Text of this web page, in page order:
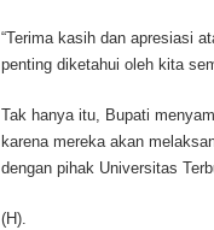
“Terima kasih dan apresiasi
penting diketahui oleh kita
Tak hanya itu, Bupati
karena mereka akan
dengan pihak Universitas
(H).